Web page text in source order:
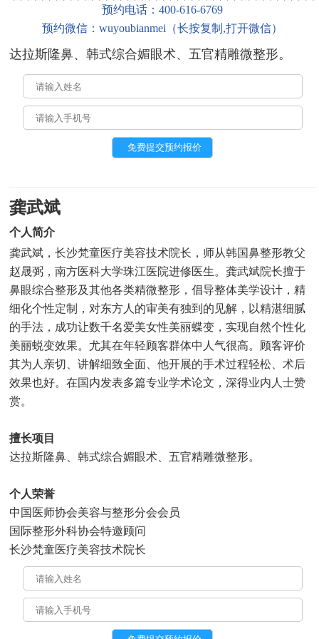
预约电话：400-616-6769
预约微信：wuyoubianmei （长按复制,打开微信）
达拉斯隆鼻、韩式综合媚眼术、五官精雕微整形。
龚武斌
个人简介
龚武斌，长沙梵童医疗美容技术院长，师从韩国鼻整形教父
赵晟弼，南方医科大学珠江医院进修医生。龚武斌院长擅于
鼻眼综合整形及其他各类精微整形，倡导整体美学设计，精
细化个性定制，对东方人的审美有独到的见解，以精湛细腻
的手法，成功让数千名爱美女性美丽蝶变，实现自然个性化
美丽蜕变效果。尤其在年轻顾客群体中人气很高。顾客评价
其为人亲切、讲解细致全面、他开展的手术过程轻松、术后
效果也好。在国内发表多篇专业学术论文，深得业内人士赞
赏。
擅长项目
达拉斯隆鼻、韩式综合媚眼术、五官精雕微整形。
个人荣誉
中国医师协会美容与整形分会会员
国际整形外科协会特邀顾问
长沙梵童医疗美容技术院长